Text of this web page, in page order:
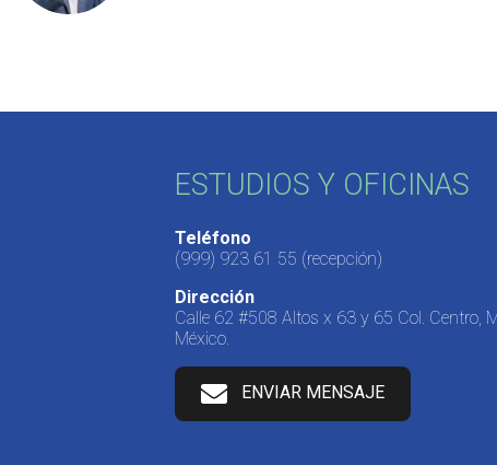
ESTUDIOS Y OFICINAS
Teléfono
(999) 923 61 55 (recepción)
Dirección
Calle 62 #508 Altos x 63 y 65 Col. Centro,
México.
ENVIAR MENSAJE